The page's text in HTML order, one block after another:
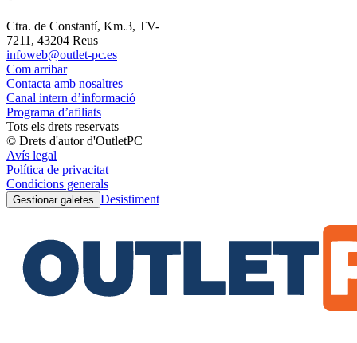
Ctra. de Constantí, Km.3, TV-
7211, 43204 Reus
infoweb@outlet-pc.es
Com arribar
Contacta amb nosaltres
Canal intern d’informació
Programa d’afiliats
Tots els drets reservats
© Drets d'autor d'OutletPC
Avís legal
Política de privacitat
Condicions generals
Gestionar galetes Desistiment